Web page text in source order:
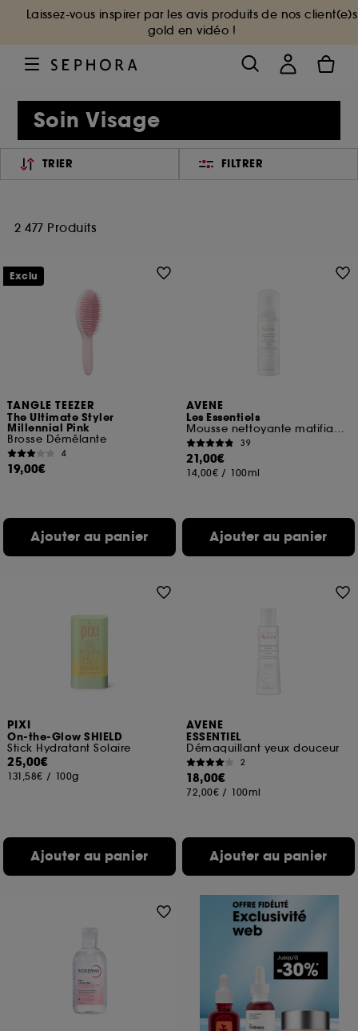
Laissez-vous inspirer par les avis produits de nos client(e)s
gold en vidéo !
Soin Visage
TRIER FILTRER
2 477 Produits
TANGLE TEEZER
The Ultimate Styler
Millennial Pink
Brosse Démêlante
4
19,00€
Ajouter au panier
Exclu
AVENE
Les Essentiels
Mousse nettoyante matifiante
39
21,00€
14,00€ / 100ml
Ajouter au panier
PIXI
On-the-Glow SHIELD
Stick Hydratant Solaire
25,00€
131,58€ / 100g
Ajouter au panier
AVENE
ESSENTIEL
Démaquillant yeux douceur
2
18,00€
72,00€ / 100ml
Ajouter au panier